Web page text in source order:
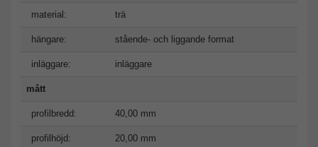
material: trä
hängare: stående- och liggande format
inläggare: inläggare
mått
profilbredd: 40,00 mm
profilhöjd: 20,00 mm